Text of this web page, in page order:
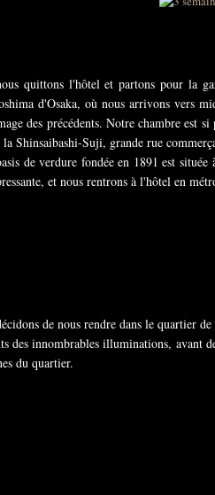
quittons l'hôtel et partons pour la
d'Osaka, où nous arrivons vers
des précédents. Notre chambre est
Shinsaibashi-Suji, grande rue
de verdure fondée en 1891 est
et nous rentrons à l'hôtel en
de nous rendre dans le quartier
des innombrables illuminations, avant
du quartier.